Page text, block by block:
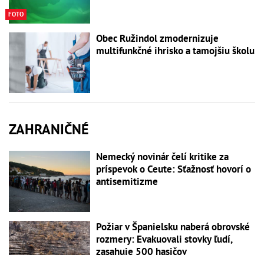
FOTO
Obec Ružindol zmodernizuje
multifunkčné ihrisko a tamojšiu školu
ZAHRANIČNÉ
Nemecký novinár čelí kritike za
príspevok o Ceute: Sťažnosť hovorí o
antisemitizme
Požiar v Španielsku naberá obrovské
rozmery: Evakuovali stovky ľudí,
zasahuje 500 hasičov